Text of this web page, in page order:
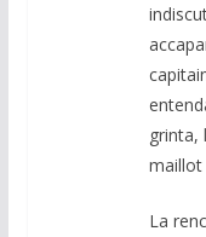
grinta,
maillot
La